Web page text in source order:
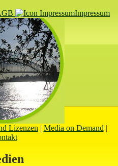
Impressum
Lizenzen | Media on Demand |